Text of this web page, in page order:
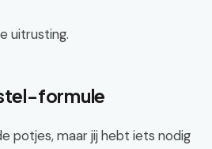
uitrusting.
formule
potjes, maar jij hebt iets nodig